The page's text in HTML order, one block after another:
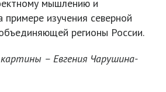
мышлению и
примере изучения северной
регионы России.
– Евгения Чарушина-